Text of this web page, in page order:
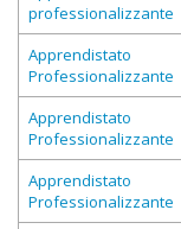
professionalizzante
Apprendistato
Professionalizzante
Apprendistato
Professionalizzante
Apprendistato
Professionalizzante